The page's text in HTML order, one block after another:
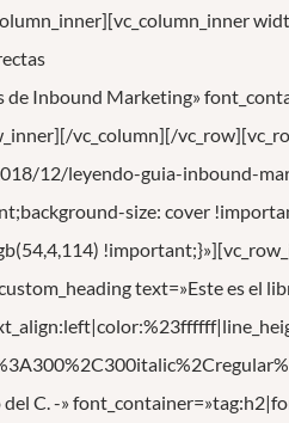
de Inbound Marketing»
vc_column][/
12/leyendo-guia-inbound-
size: cover
text=»Este es
del C. -»